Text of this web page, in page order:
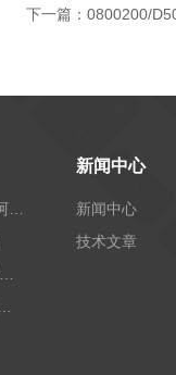
下一篇： 0800200/
新闻中心
新闻中心
技术文章